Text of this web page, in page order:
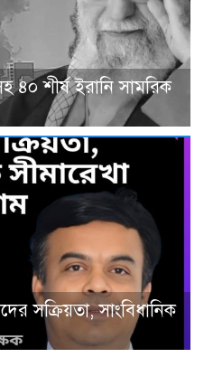
৪০ শীর্ষ ইরানি সামরিক
সক্রিয়তা, সাংবিধানিক